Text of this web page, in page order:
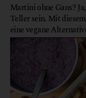
Martini ohne Gans?
Teller sein. Mit
eine vegane